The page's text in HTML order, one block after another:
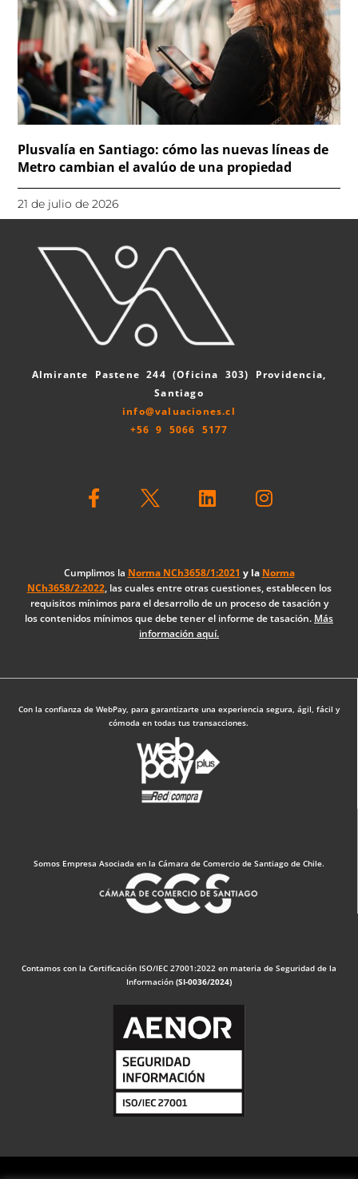
Plusvalía en Santiago: cómo las nuevas líneas de
Metro cambian el avalúo de una propiedad
21 de julio de 2026
Almirante Pastene 244 (Oficina 303) Providencia,
Santiago
info@valuaciones.cl
+56 9 5066 5177
a
o
o
k
i
d
i
n
n
g
r
a
Cumplimos la Norma NCh3658/1:2021 y la Norma
NCh3658/2:2022, las cuales entre otras cuestiones, establecen los
requisitos mínimos para el desarrollo de un proceso de tasación y
los contenidos mínimos que debe tener el informe de tasación. Más
información aquí.
Con la confianza de WebPay, para garantizarte una experiencia segura, ágil, fácil y
cómoda en todas tus transacciones.
Somos Empresa Asociada en la Cámara de Comercio de Santiago de Chile.
Contamos con la Certificación ISO/IEC 27001:2022 en materia de Seguridad de la
Información (SI-0036/2024)